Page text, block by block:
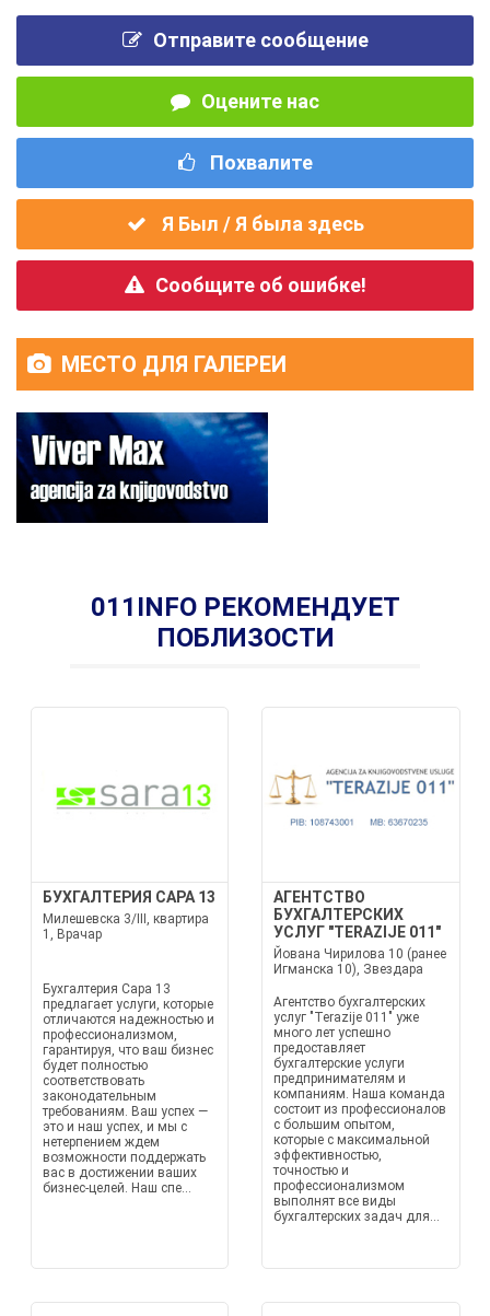
Отправите сообщение
Оцените нас
Похвалите
Я Был / Я была здесь
Сообщите об ошибке!
МЕСТО ДЛЯ ГАЛЕРЕИ
011INFO РЕКОМЕНДУЕТ
ПОБЛИЗОСТИ
БУХГАЛТЕРИЯ САРА 13
Милешевска 3/III, квартира
1, Врачар
Бухгалтерия Сара 13
предлагает услуги, которые
отличаются надежностью и
профессионализмом,
гарантируя, что ваш бизнес
будет полностью
соответствовать
законодательным
требованиям. Ваш успех —
это и наш успех, и мы с
нетерпением ждем
возможности поддержать
вас в достижении ваших
бизнес-целей. Наш спе...
АГЕНТСТВО
БУХГАЛТЕРСКИХ
УСЛУГ "TERAZIJE 011"
Йована Чирилова 10 (ранее
Игманска 10), Звездара
Агентство бухгалтерских
услуг "Terazije 011" уже
много лет успешно
предоставляет
бухгалтерские услуги
предпринимателям и
компаниям. Наша команда
состоит из профессионалов
с большим опытом,
которые с максимальной
эффективностью,
точностью и
профессионализмом
выполнят все виды
бухгалтерских задач для...